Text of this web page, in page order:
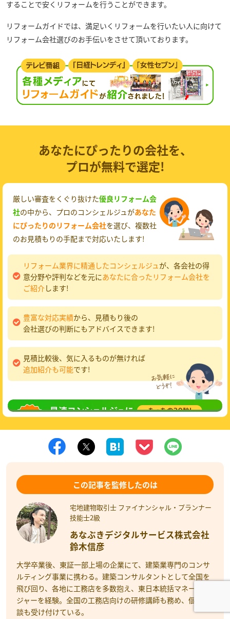
することで安くリフォームを行うことができます。
リフォームガイドでは、満足いくリフォームを行いたい人に向けて
リフォーム会社選びのお手伝いをさせて頂いております。
あなたにぴったりの会社を、
プロが無料で選定!
厳しい審査をくぐり抜けた優良リフォーム会
社の中から、プロのコンシェルジュがあなた
にぴったりのリフォーム会社を選び、複数社
のお見積もりの手配まで対応いたします!
リフォーム業界に精通したコンシェルジュ が、各会社の得
意分野や評判などを元にあなたに合ったリフォーム会社を
ご紹介します!
豊富な対応実績から、見積もり後の
会社選びの判断にもアドバイスできます!
見積比較後、気に入るものが無ければ
追加紹介も可能です!
してみる
この記事を監修したのは
宅地建物取引士 ファイナンシャル・プランナー
技能士2級
あなぶきデジタルサービス株式会社
鈴木信彦
大学卒業後、東証一部上場の企業にて、建築業専門のコンサ
ルティング事業に携わる。建築コンサルタントとして全国を
飛び回り、各地に工務店を多数抱え、東日本統括マネー
ジャーを経験。全国の工務店向けの研修講師も務め、個別相
談も受け付けている。